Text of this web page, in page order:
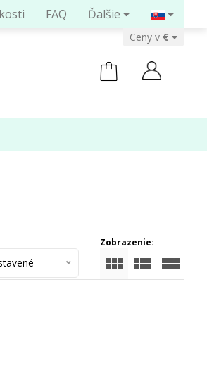
FAQ Ďalšie
Ceny v
Zobrazenie: